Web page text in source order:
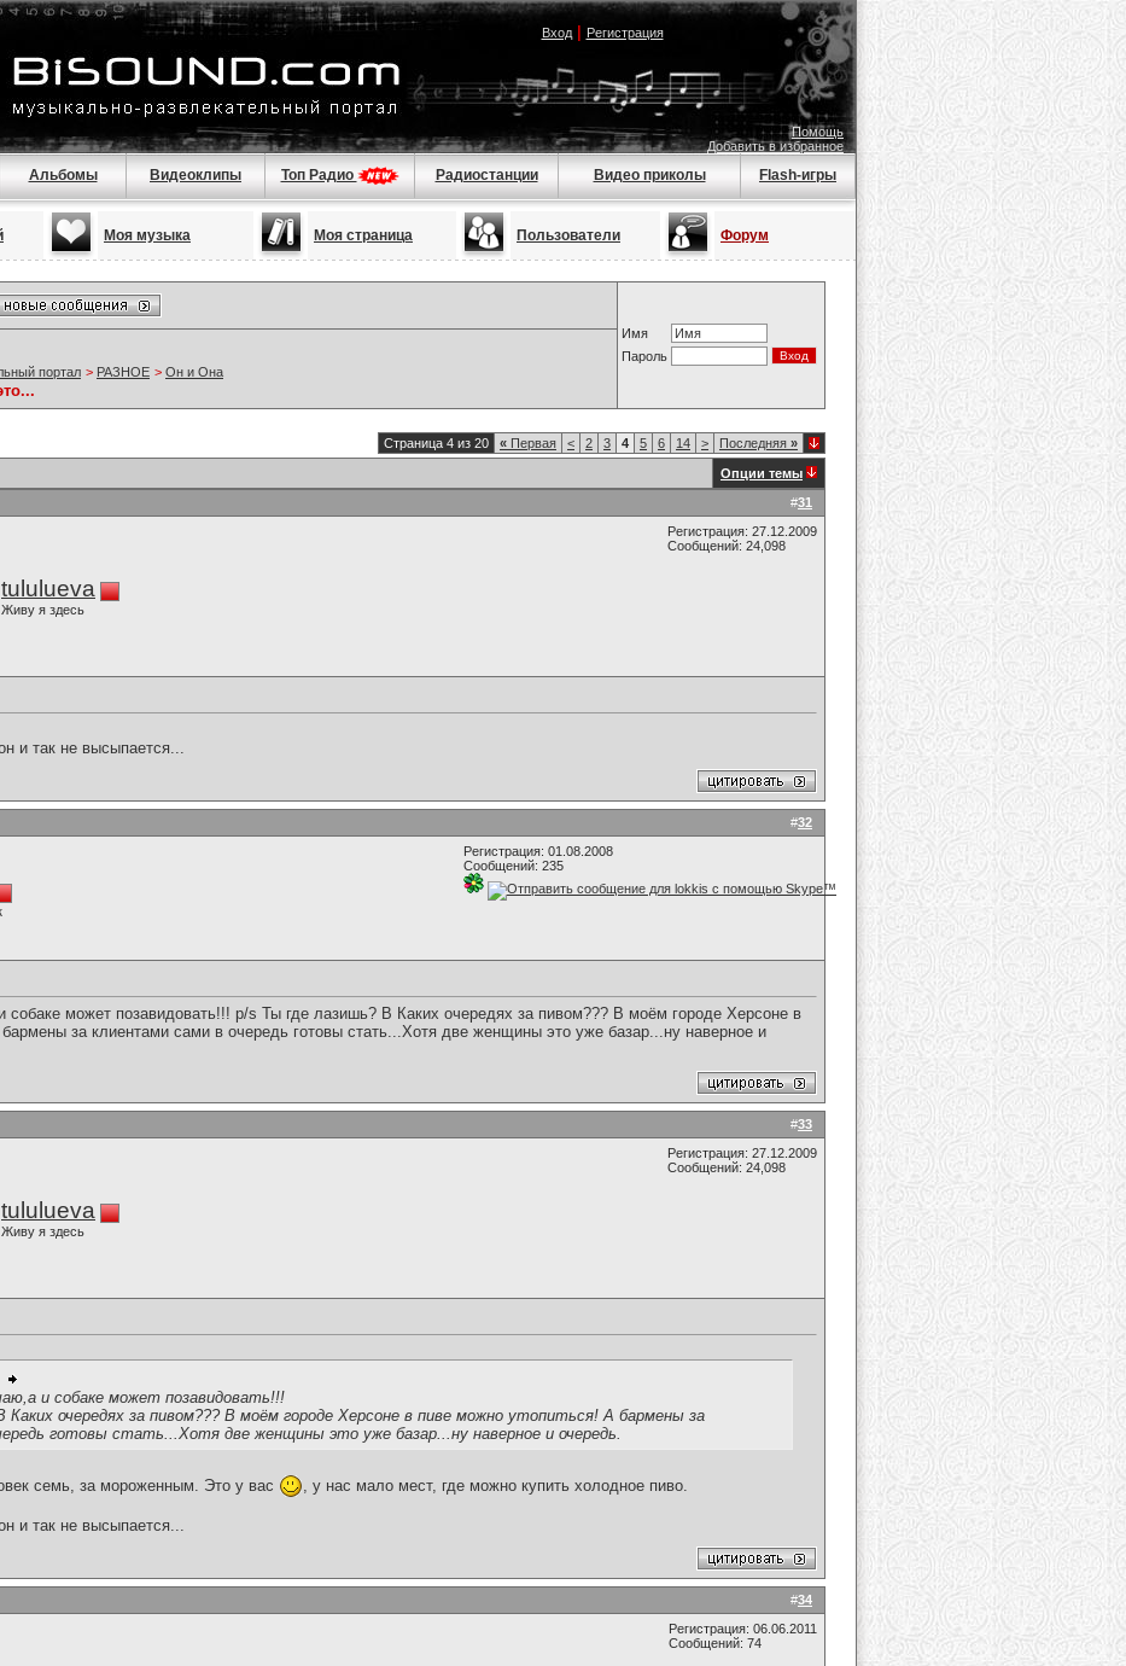
Вход| Регистрация
Помощь
Добавить в избранное
Альбомы Видеоклипы Топ Радио Радиостанции Видео приколы Flash-игры
Моя музыка Моя страница Пользователи Форум
Имя
Пароль
портал > РАЗНОЕ > Он и Она
Страница 4 из 20 « Первая < 2 3 4 5 6 14 > Последняя »
Опции темы
#31
tululueva
Живу я здесь
Регистрация: 27.12.2009
Сообщений: 24,098
и так не высыпается...
#32
Регистрация: 01.08.2008
Сообщений: 235
может позавидовать!!! p/s Ты где лазишь? В Каких очередях за пивом??? В моём городе Херсоне в
за клиентами сами в очередь готовы стать...Хотя две женщины это уже базар...ну наверное и
#33
tululueva
Живу я здесь
Регистрация: 27.12.2009
Сообщений: 24,098
и собаке может позавидовать!!!
Каких очередях за пивом??? В моём городе Херсоне в пиве можно утопиться! А бармены за
готовы стать...Хотя две женщины это уже базар...ну наверное и очередь.
семь, за мороженным. Это у вас
, у нас мало мест, где можно купить холодное пиво.
и так не высыпается...
#34
Регистрация: 06.06.2011
Сообщений: 74